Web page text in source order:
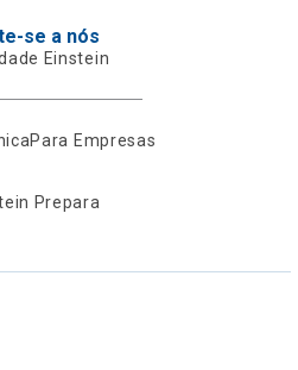
se a nós
Einstein
Para Empresas
Prepara